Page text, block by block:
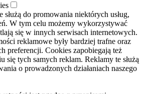
do promowania niektórych usług,
W tym celu możemy wykorzystywać
się w innych serwisach internetowych.
reklamowe były bardziej trafne oraz
preferencji. Cookies zapobiegają też
się tych samych reklam. Reklamy te służą
o prowadzonych działaniach naszego